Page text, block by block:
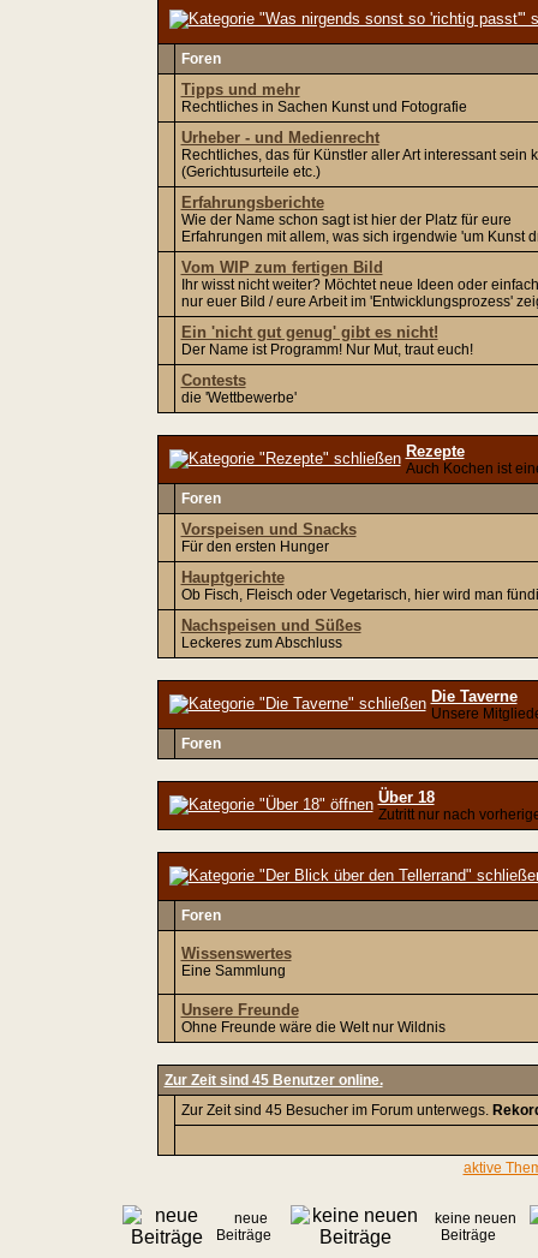
Foren
Tipps und mehr
Rechtliches in Sachen Kunst und Fotografie
Urheber - und Medienrecht
Rechtliches, das für Künstler aller Art interessant sein
(Gerichtusurteile etc.)
Erfahrungsberichte
Wie der Name schon sagt ist hier der Platz für eure
Erfahrungen mit allem, was sich irgendwie 'um Kunst
Vom WIP zum fertigen Bild
Ihr wisst nicht weiter? Möchtet neue Ideen oder
nur euer Bild / eure Arbeit im 'Entwicklungsprozess'
Ein 'nicht gut genug' gibt es nicht!
Der Name ist Programm! Nur Mut, traut euch!
Contests
die 'Wettbewerbe'
Rezepte
Auch Kochen ist
Foren
Vorspeisen und Snacks
Für den ersten Hunger
Hauptgerichte
Ob Fisch, Fleisch oder Vegetarisch, hier wird man
Nachspeisen und Süßes
Leckeres zum Abschluss
Die Taverne
Unsere
Foren
Über 18
Zutritt nur nach
Foren
Wissenswertes
Eine Sammlung
Unsere Freunde
Ohne Freunde wäre die Welt nur Wildnis
Zur Zeit sind 45 Benutzer online.
Zur Zeit sind 45 Besucher im Forum unterwegs.
aktive
neue
Beiträge
keine neuen
Beiträge